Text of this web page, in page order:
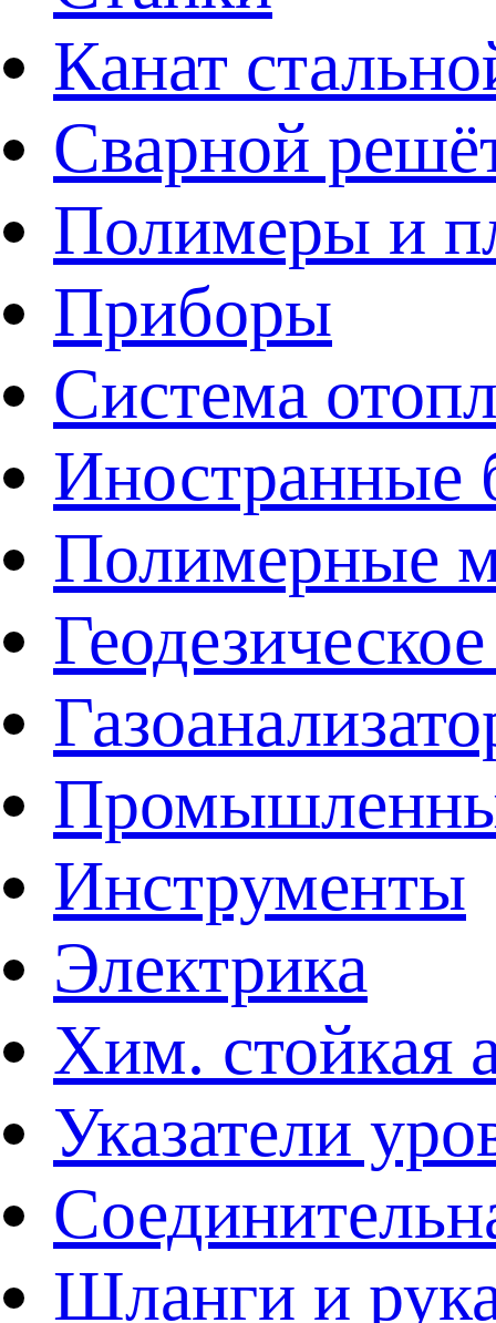
Канат
Сварной
Полимеры и
Приборы
Система
Иностранные
Полимерные
Инструменты
Электрика
Хим. стойкая
Указатели
Шланги и